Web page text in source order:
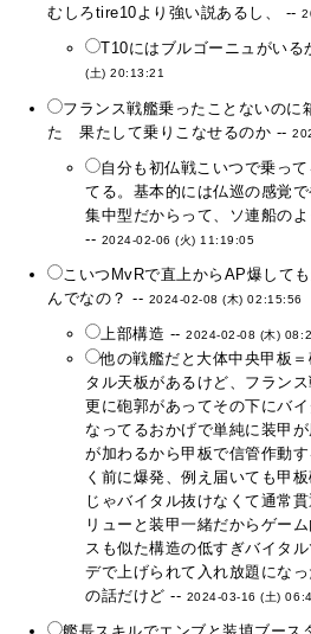
むしろtire10より強い説あるし、 --
T10にはブルゴーニュがいる
(土) 20:13:21
フランス戦艦乗ったことないのに
た 果たして乗りこなせるのか --
自分も初仏戦こいつで乗っ
てる。基本的には仏巡の感覚
集中型だからって、ソ連船の
-- 2024-02-06 (火) 11:19:05
こいつMvRで直上からAP爆して
んでなの？ -- 2024-02-08 (木) 02:15:56
上部構造 --2024-02-08 (木)
他の戦艦だと大体中央甲板
タル天板があるけど、フラン
更に砲郭があってその下にバ
なってるおかげで単純に装甲
が加わるから甲板で信管作動
く前に爆発、例え届いても甲
じゃバイタル抜けなくて通常
リューと装甲一緒だからゲー
スも似た構造の低すぎバイタ
デで上げられて入れ放題にな
の話だけど -- 2024-03-16 (土)